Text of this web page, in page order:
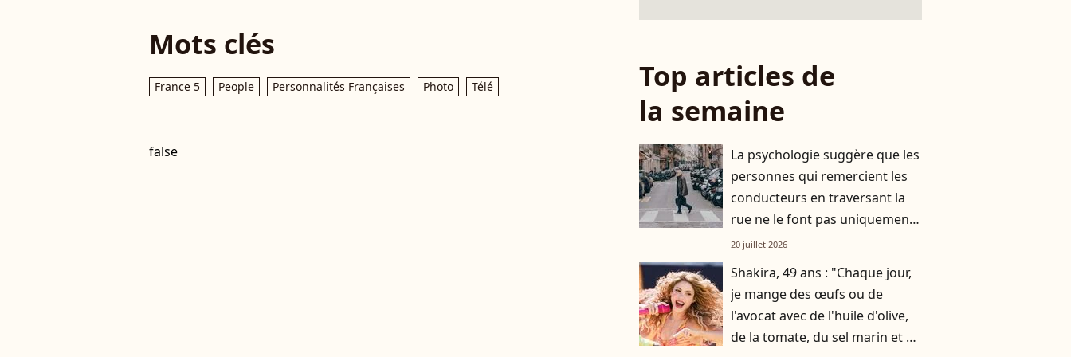
Mots clés
France 5 People Personnalités Françaises Photo Télé
false
Top articles de
la semaine
La psychologie suggère que les
personnes qui remercient les
conducteurs en traversant la
rue ne le font pas uniquement
par gratitude
20 juillet 2026
Shakira, 49 ans : "Chaque jour,
je mange des œufs ou de
l'avocat avec de l'huile d'olive,
de la tomate, du sel marin et un